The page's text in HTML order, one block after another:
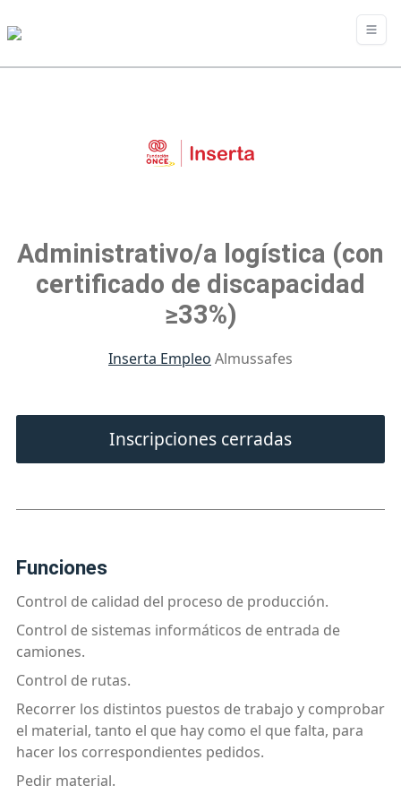
Administrativo/a logística (con
certificado de discapacidad
≥33%)
Inserta Empleo Almussafes
Inscripciones cerradas
funciones
Control de calidad del proceso de producción.
Control de sistemas informáticos de entrada de
camiones.
Control de rutas.
Recorrer los distintos puestos de trabajo y comprobar
el material, tanto el que hay como el que falta, para
hacer los correspondientes pedidos.
Pedir material.